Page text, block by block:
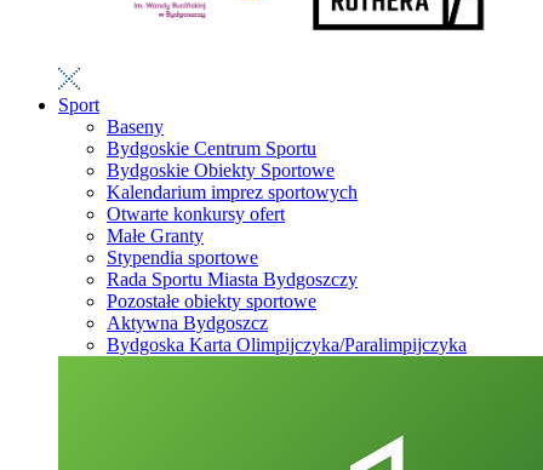
Sport
Baseny
Bydgoskie Centrum Sportu
Bydgoskie Obiekty Sportowe
Kalendarium imprez sportowych
Otwarte konkursy ofert
Małe Granty
Stypendia sportowe
Rada Sportu Miasta Bydgoszczy
Pozostałe obiekty sportowe
Aktywna Bydgoszcz
Bydgoska Karta Olimpijczyka/Paralimpijczyka